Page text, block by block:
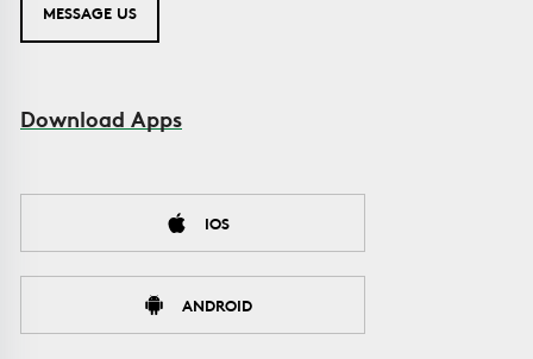
MESSAGE US
Download Apps
IOS
ANDROID